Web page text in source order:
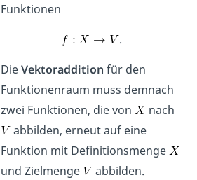
Funktionen
.
DieVektoraddition für den
Funktionenraum muss demnach
zwei Funktionen, die von
nach
abbilden, erneut auf eine
Funktion mit Definitionsmenge
und Zielmenge
abbilden.